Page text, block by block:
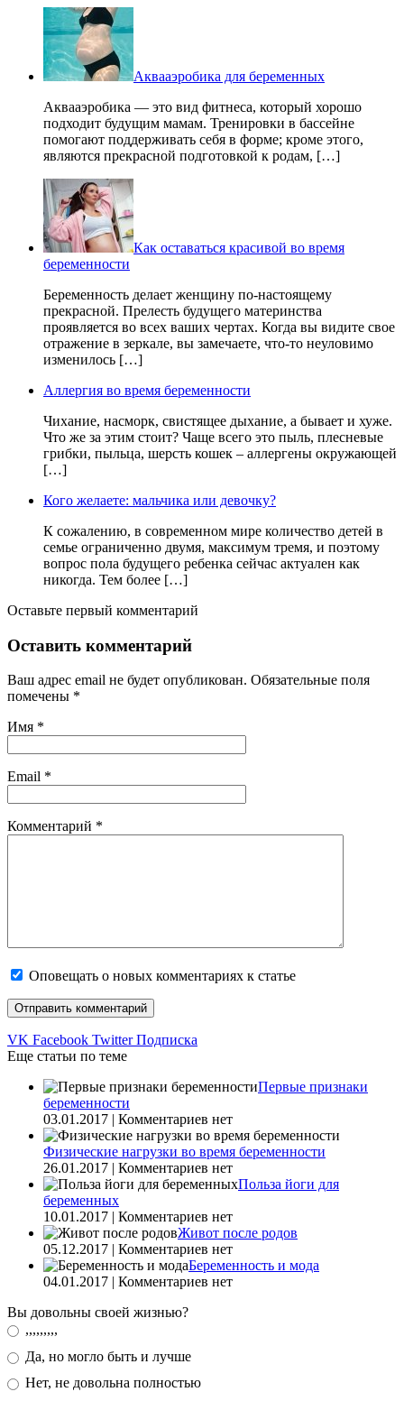
Аквааэробика для беременных
Аквааэробика — это вид фитнеса, который хорошо
подходит будущим мамам. Тренировки в бассейне
помогают поддерживать себя в форме; кроме этого,
являются прекрасной подготовкой к родам, […]
Как оставаться красивой во время
беременности
Беременность делает женщину по-настоящему
прекрасной. Прелесть будущего материнства
проявляется во всех ваших чертах. Когда вы видите свое
отражение в зеркале, вы замечаете, что-то неуловимо
изменилось […]
Аллергия во время беременности
Чихание, насморк, свистящее дыхание, а бывает и хуже.
Что же за этим стоит? Чаще всего это пыль, плесневые
грибки, пыльца, шерсть кошек – аллергены окружающей
[…]
Кого желаете: мальчика или девочку?
К сожалению, в современном мире количество детей в
семье ограниченно двумя, максимум тремя, и поэтому
вопрос пола будущего ребенка сейчас актуален как
никогда. Тем более […]
Оставьте первый комментарий
Оставить комментарий
Ваш адрес email не будет опубликован. Обязательные поля
помечены *
Имя *
Email *
Комментарий *
Оповещать о новых комментариях к статье
VK Facebook Twitter Подписка
Еще статьи по теме
Первые признаки
беременности
03.01.2017 | Комментариев нет
Физические нагрузки во время беременности
26.01.2017 | Комментариев нет
Польза йоги для
беременных
10.01.2017 | Комментариев нет
Живот после родов
05.12.2017 | Комментариев нет
Беременность и мода
04.01.2017 | Комментариев нет
Вы довольны своей жизнью?
,,,,,,,,,
Да, но могло быть и лучше
Нет, не довольна полностью